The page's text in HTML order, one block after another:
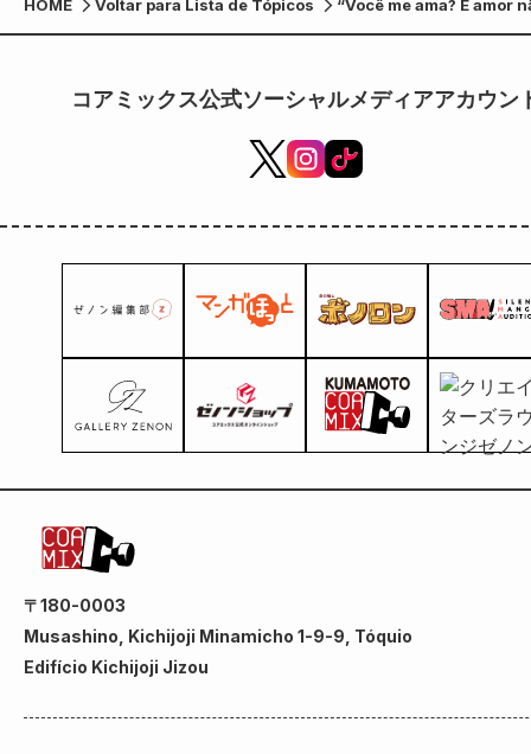
HOME Voltar para Lista de Tópicos
“Você me ama? É amor
“Gachi Koi Sticky
Comemorando o
Volume 13
コアミックス公式ソーシャルメディアアカウン
〒180-0003
Musashino, Kichijoji Minamicho 1-9-9, Tóquio
Edifício Kichijoji Jizou